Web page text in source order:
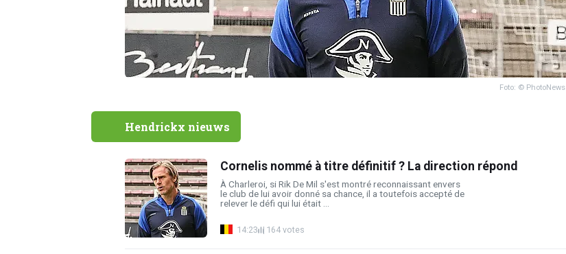
Foto: © PhotoNews
Hendrickx nieuws
Cornelis nommé à titre définitif ? La direction répond
À Charleroi, si Rik De Mil s'est montré reconnaissant envers
le club de lui avoir donné sa chance, il a toutefois accepté de
relever le défi qui lui était ...
14:23 164 votes